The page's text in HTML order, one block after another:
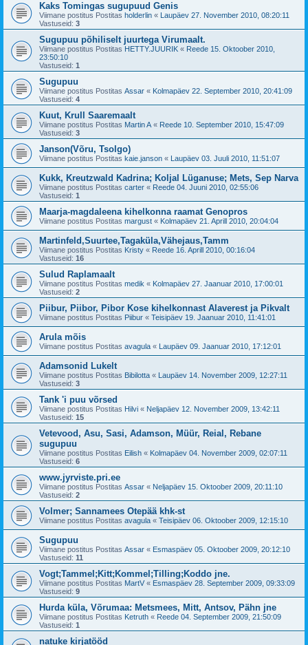
Kaks Tomingas sugupuud Genis
Viimane postitus Postitas holderlin « Laupäev 27. November 2010, 08:20:11
Vastuseid: 3
Sugupuu põhiliselt juurtega Virumaalt.
Viimane postitus Postitas HETTY.JUURIK « Reede 15. Oktoober 2010,
23:50:10
Vastuseid: 1
Sugupuu
Viimane postitus Postitas Assar « Kolmapäev 22. September 2010, 20:41:09
Vastuseid: 4
Kuut, Krull Saaremaalt
Viimane postitus Postitas Martin A « Reede 10. September 2010, 15:47:09
Vastuseid: 3
Janson(Võru, Tsolgo)
Viimane postitus Postitas kaie.janson « Laupäev 03. Juuli 2010, 11:51:07
Kukk, Kreutzwald Kadrina; Koljal Lüganuse; Mets, Sep Narva
Viimane postitus Postitas carter « Reede 04. Juuni 2010, 02:55:06
Vastuseid: 1
Maarja-magdaleena kihelkonna raamat Genopros
Viimane postitus Postitas margust « Kolmapäev 21. Aprill 2010, 20:04:04
Martinfeld,Suurtee,Tagaküla,Vähejaus,Tamm
Viimane postitus Postitas Kristy « Reede 16. Aprill 2010, 00:16:04
Vastuseid: 16
Sulud Raplamaalt
Viimane postitus Postitas medik « Kolmapäev 27. Jaanuar 2010, 17:00:01
Vastuseid: 2
Piibur, Piibor, Pibor Kose kihelkonnast Alaverest ja Pikvalt
Viimane postitus Postitas Piibur « Teisipäev 19. Jaanuar 2010, 11:41:01
Arula mõis
Viimane postitus Postitas avagula « Laupäev 09. Jaanuar 2010, 17:12:01
Adamsonid Lukelt
Viimane postitus Postitas Bibilotta « Laupäev 14. November 2009, 12:27:11
Vastuseid: 3
Tank 'i puu võrsed
Viimane postitus Postitas Hilvi « Neljapäev 12. November 2009, 13:42:11
Vastuseid: 15
Vetevood, Asu, Sasi, Adamson, Müür, Reial, Rebane
sugupuu
Viimane postitus Postitas Eilish « Kolmapäev 04. November 2009, 02:07:11
Vastuseid: 6
www.jyrviste.pri.ee
Viimane postitus Postitas Assar « Neljapäev 15. Oktoober 2009, 20:11:10
Vastuseid: 2
Volmer; Sannamees Otepää khk-st
Viimane postitus Postitas avagula « Teisipäev 06. Oktoober 2009, 12:15:10
Sugupuu
Viimane postitus Postitas Assar « Esmaspäev 05. Oktoober 2009, 20:12:10
Vastuseid: 11
Vogt;Tammel;Kitt;Kommel;Tilling;Koddo jne.
Viimane postitus Postitas MartV « Esmaspäev 28. September 2009, 09:33:09
Vastuseid: 9
Hurda küla, Võrumaa: Metsmees, Mitt, Antsov, Pähn jne
Viimane postitus Postitas Ketruth « Reede 04. September 2009, 21:50:09
Vastuseid: 1
natuke kirjatööd